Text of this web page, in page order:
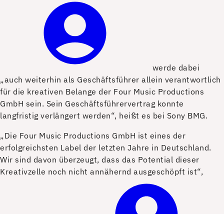
werde dabei
„auch weiterhin als Geschäftsführer allein verantwortlich
für die kreativen Belange der Four Music Productions
GmbH sein. Sein Geschäftsführervertrag konnte
langfristig verlängert werden“, heißt es bei Sony BMG.
„Die Four Music Productions GmbH ist eines der
erfolgreichsten Label der letzten Jahre in Deutschland.
Wir sind davon überzeugt, dass das Potential dieser
Kreativzelle noch nicht annähernd ausgeschöpft ist“,